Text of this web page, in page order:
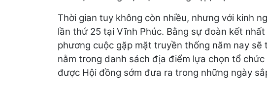
Thời gian tuy không còn nhiều, nhưng với kinh
lần thứ 25 tại Vĩnh Phúc. Bằng sự đoàn kết
phương cuộc gặp mặt truyền thống năm nay
nằm trong danh sách địa điểm lựa chọn tổ
được Hội đồng sớm đưa ra trong những ngày